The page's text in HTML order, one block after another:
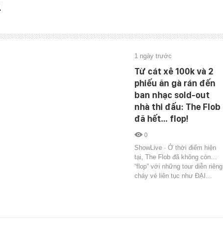
1 ngày trước
Từ cát xê 100k và 2
phiếu ăn gà rán đến
ban nhạc sold-out
nhà thi đấu: The Flob
đã hết… flop!
0
ShowLive · Ở thời điểm hiện
tại, The Flob đã không còn…
“flop” với những tour diễn riêng
cháy vé liên tục như ĐẠI…